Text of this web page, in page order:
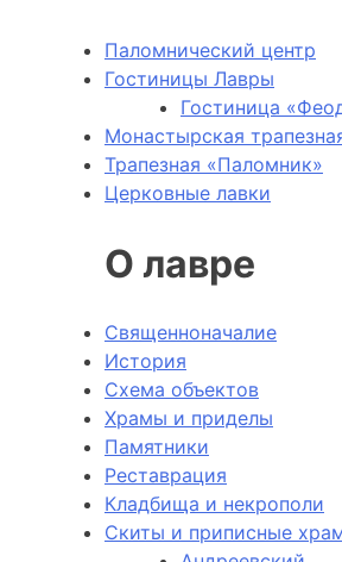
Паломнический центр
Гостиницы Лавры
Гостиница
Монастырская
Трапезная «Паломник»
Церковные лавки
О лавре
Священноначалие
История
Схема объектов
Храмы и приделы
Памятники
Реставрация
Кладбища и некрополи
Скиты и приписные